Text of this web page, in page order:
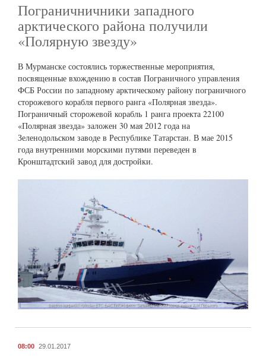
Пограничничники западного
арктического района получили
«Полярную звезду»
В Мурманске состоялись торжественные мероприятия,
посвященные вхождению в состав Пограничного управления
ФСБ России по западному арктическому району пограничного
сторожевого корабля первого ранга «Полярная звезда».
Пограничный сторожевой корабль 1 ранга проекта 22100
«Полярная звезда» заложен 30 мая 2012 года на
Зеленодольском заводе в Республике Татарстан. В мае 2015
года внутренними морскими путями переведен в
Кронштадтский завод для достройки.
08:00 29.01.2017